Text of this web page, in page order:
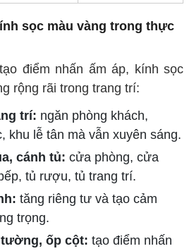
sọc màu vàng trong thực
điểm nhấn ấm áp, kính sọc
rộng rãi trong trang trí:
trí: ngăn phòng khách,
khu lễ tân mà vẫn xuyên sáng.
cánh tủ: cửa phòng, cửa
tủ rượu, tủ trang trí.
tăng riêng tư và tạo cảm
trọng.
ốp cột: tạo điểm nhấn